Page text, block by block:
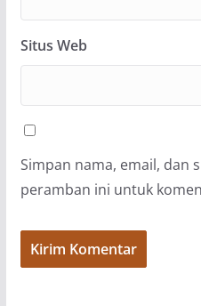
Situs Web
Simpan nama, email, dan
peramban ini untuk